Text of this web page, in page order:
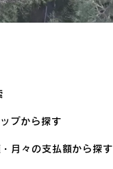
プから探す
月々の支払額から探す